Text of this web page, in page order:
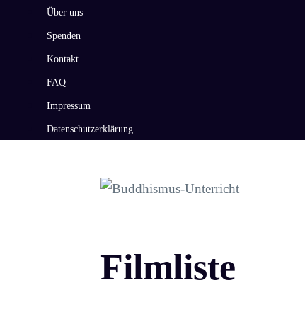
Über uns
Spenden
Kontakt
FAQ
Impressum
Datenschutzerklärung
Filmliste